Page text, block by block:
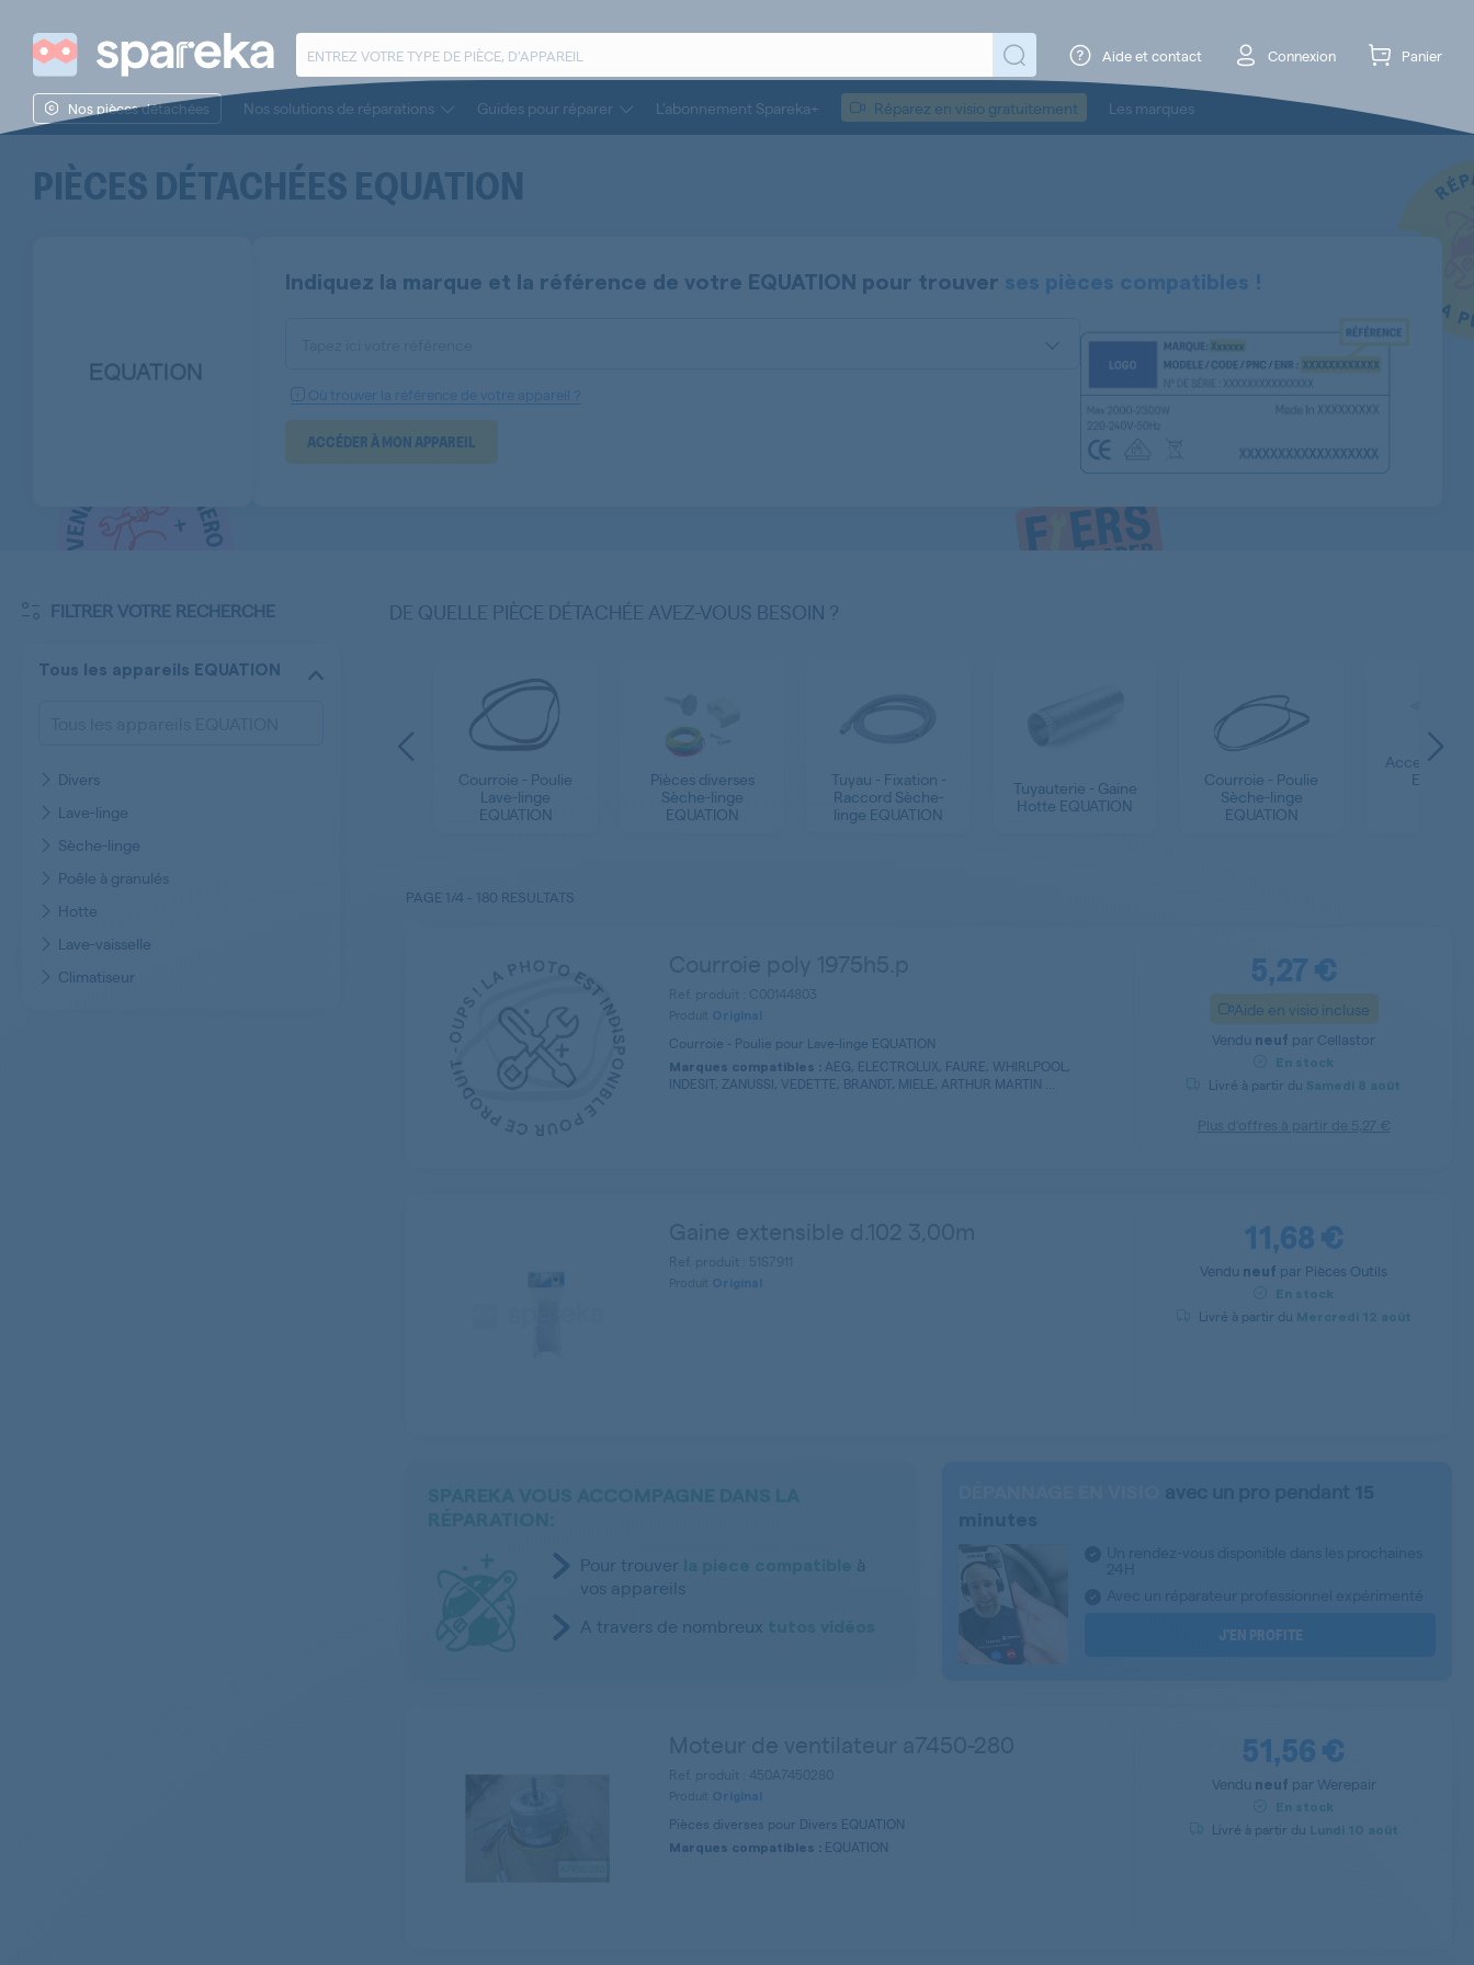
Aide et contact Connexion Panier
Nos pièces détachées Nos solutions de réparations Guides pour réparer L’abonnement Spareka+ Réparez en visio gratuitement Les marques
PIÈCES DÉTACHÉESEQUATION
Indiquez la marque et la référence de votre EQUATION pour trouver ses pièces compatibles !
Où trouver la référence de votre appareil ?
ACCÉDER À MON APPAREIL
DE QUELLE PIÈCE DÉTACHÉE AVEZ-VOUS BESOIN ?
Courroie - Poulie
EQUATION
Courroie - Poulie
Lave-linge
EQUATION
Pièces diverses
Sèche-linge
EQUATION
Tuyau - Fixation -
Raccord Sèche-
linge EQUATION
Tuyauterie - Gaine
Hotte EQUATION
Courroie - Poulie
Sèche-linge
EQUATION
Accessoires
FILTRER VOTRE RECHERCHE
Tous les appareils EQUATION
Divers
Lave-linge
Sèche-linge
Poêle à granulés
Hotte
Lave-vaisselle
Climatiseur
PAGE 1/4 - 180 RESULTATS
Original
Courroie - Poulie pour Lave-linge EQUATION
Marques compatibles : AEG, ELECTROLUX, FAURE, WHIRLPOOL,
INDESIT, ZANUSSI, VEDETTE, BRANDT, MIELE, ARTHUR MARTIN ...
5,27 €
Aide en visio incluse
Vendu neuf par Cellastor
En stock
Livré à partir du Samedi 8 août
Original
11,68 €
Vendu neuf par Pièces Outils
En stock
Livré à partir du Mercredi 12 août
Pour trouver
à
vos appareils
A travers de nombreux
J’EN PROFITE
Original
Pièces diverses pour Divers EQUATION
Marques compatibles : EQUATION
51,56 €
Vendu neuf par Werepair
En stock
Livré à partir du Lundi 10 août